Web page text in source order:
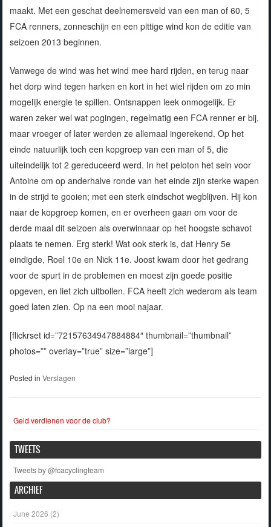
maakt. Met een geschat deelnemersveld van een man of 60, 5
FCA renners, zonneschijn en een pittige wind kon de editie van
seizoen 2013 beginnen.
Vanwege de wind was het wind mee hard rijden, en terug naar
het dorp wind tegen harken en kort in het wiel rijden om zo min
mogelijk energie te spillen. Ontsnappen leek onmogelijk. Er
waren zeker wel wat pogingen, regelmatig een FCA renner er bij,
maar vroeger of later werden ze allemaal ingerekend. Op het
einde natuurlijk toch een kopgroep van een man of 5, die
uiteindelijk tot 2 gereduceerd werd. In het peloton het sein voor
Antoine om op anderhalve ronde van het einde zijn sterke wapen
in de strijd te gooien; met een sterk eindschot wegblijven. Hij kon
naar de kopgroep komen, en er overheen gaan om voor de
derde maal dit seizoen als overwinnaar op het hoogste schavot
plaats te nemen. Erg sterk! Wat ook sterk is, dat Henry 5e
eindigde, Roel 10e en Nick 11e. Joost kwam door het gedrang
voor de spurt in de problemen en moest zijn goede positie
opgeven, en liet zich uitbollen. FCA heeft zich wederom als team
goed laten zien. Op na een mooi najaar.
[flickrset id=”72157634947884884″ thumbnail=”thumbnail”
photos=”” overlay=”true” size=”large”]
Posted in Verslagen
Geld verdienen voor de club?
TWEETS
Tweets by @fcacyclingteam
ARCHIEF
June 2026 (2)